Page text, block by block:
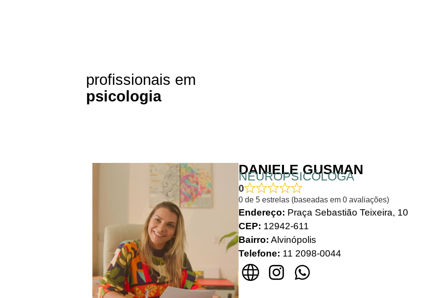
profissionais em
psicologia
DANIELE GUSMAN
NEUROPSICÓLOGA
0
0 de 5 estrelas (baseadas em 0 avaliações)
Endereço: Praça Sebastião Teixeira, 10
CEP: 12942-611
Bairro: Alvinópolis
Telefone: 11 2098-0044